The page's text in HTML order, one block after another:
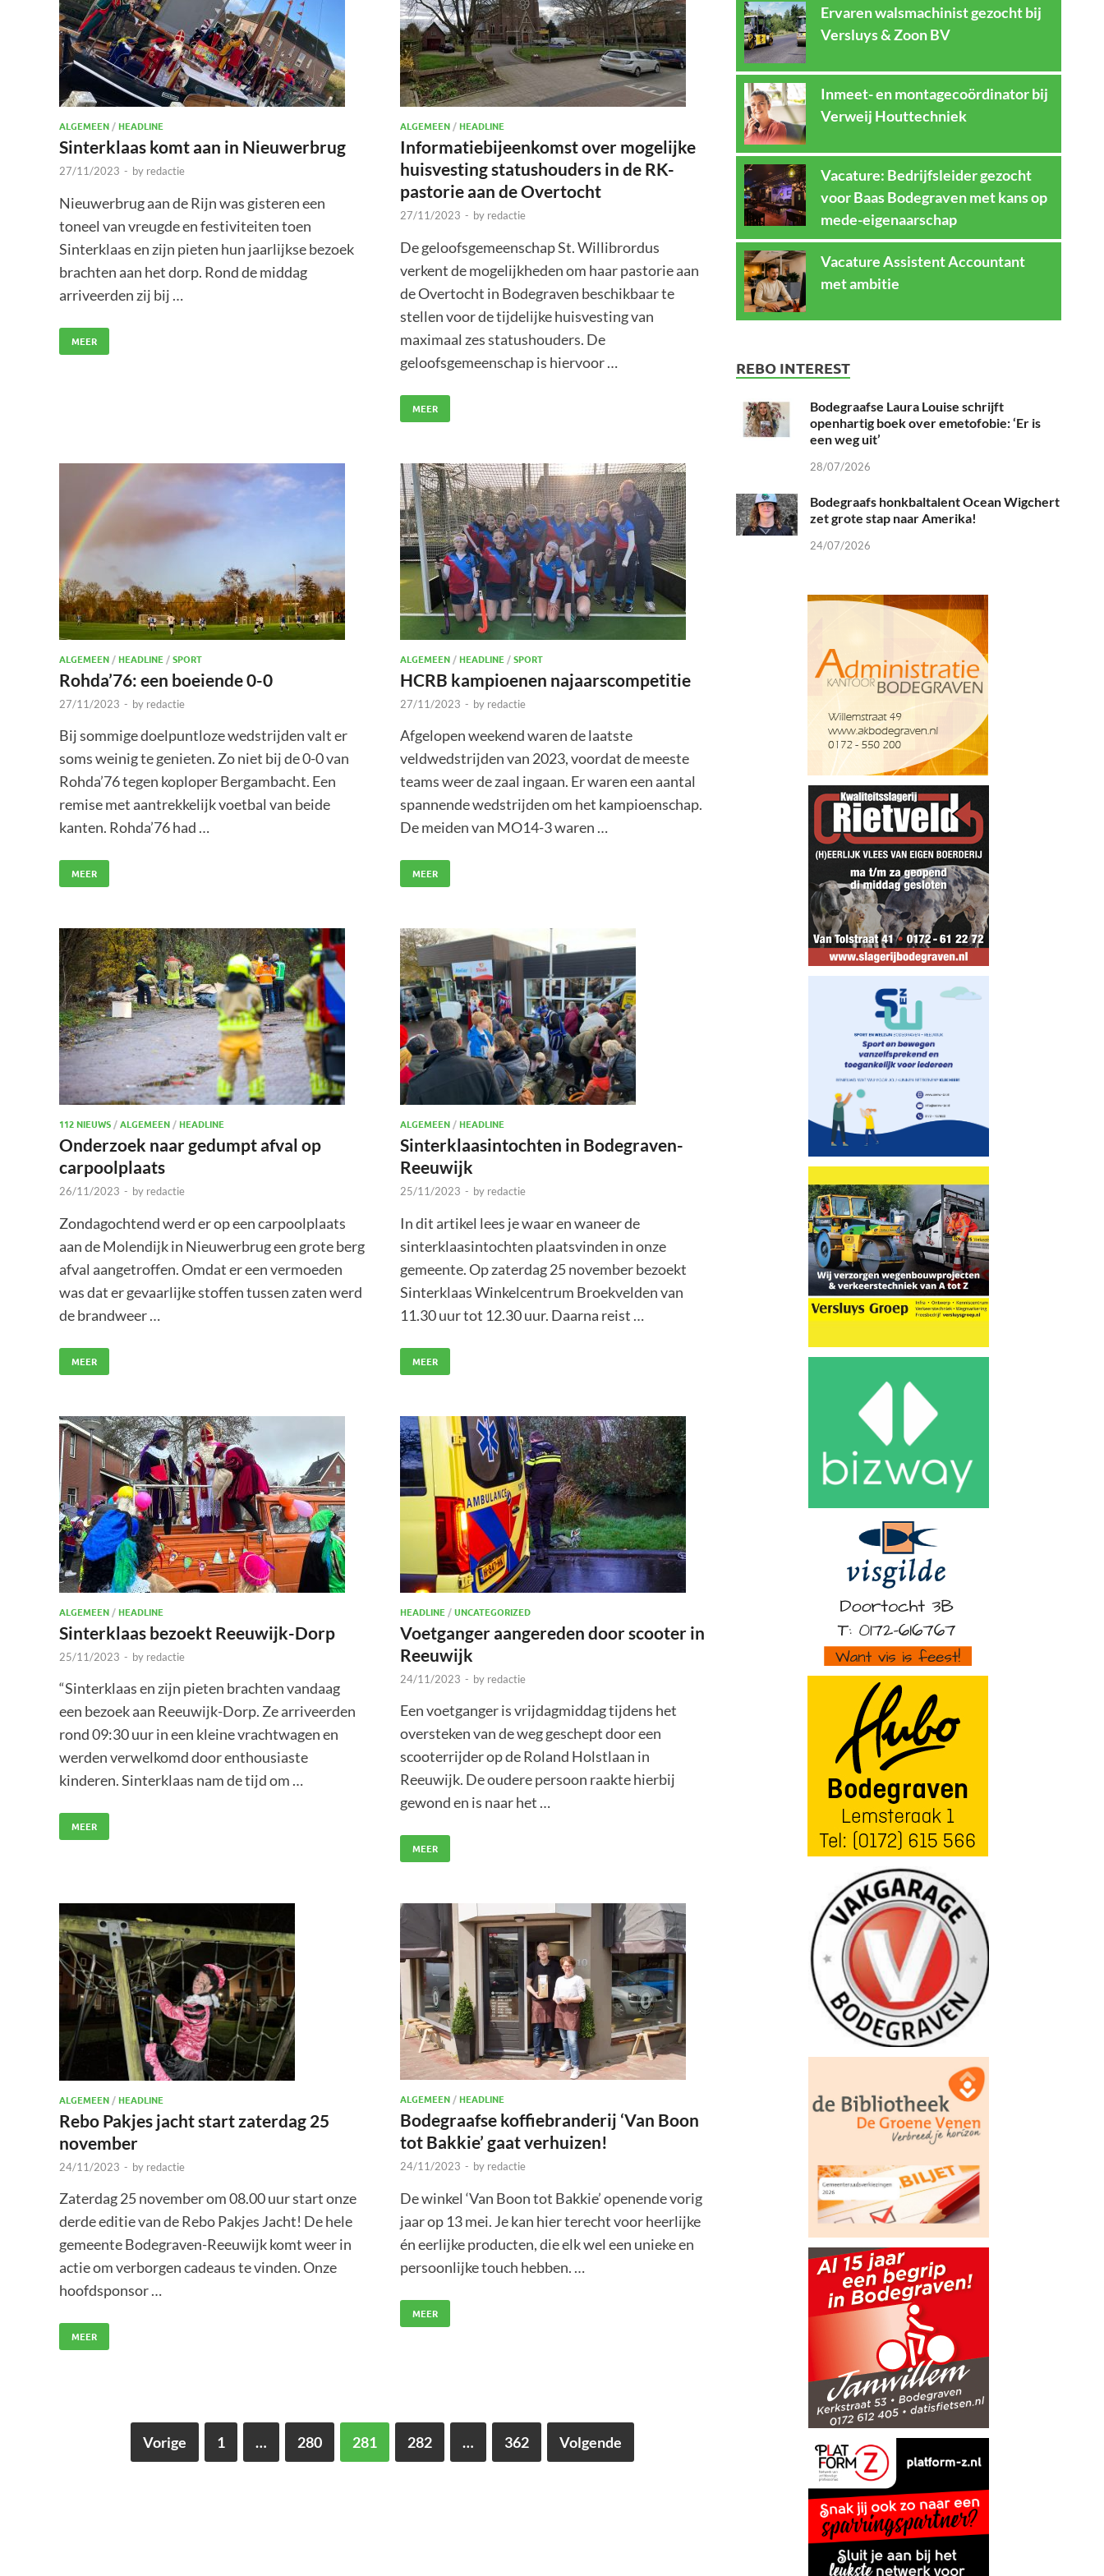
ALGEMEEN / HEADLINE
Sinterklaas komt aan in Nieuwerbrug
27/11/2023 - by redactie
Nieuwerbrug aan de Rijn was gisteren een
toneel van vreugde en festiviteiten toen
Sinterklaas en zijn pieten hun jaarlijkse bezoek
brachten aan het dorp. Rond de middag
arriveerden zij bij …
MEER
ALGEMEEN/ HEADLINE
Informatiebijeenkomst over mogelijke
huisvesting statushouders in de RK-
pastorie aan de Overtocht
27/11/2023 - by redactie
De geloofsgemeenschap St. Willibrordus
verkent de mogelijkheden om haar pastorie aan
de Overtocht in Bodegraven beschikbaar te
stellen voor de tijdelijke huisvesting van
maximaal zes statushouders. De
geloofsgemeenschap is hiervoor …
MEER
ALGEMEEN / HEADLINE /SPORT
Rohda’76: een boeiende 0-0
27/11/2023 - by redactie
Bij sommige doelpuntloze wedstrijden valt er
soms weinig te genieten. Zo niet bij de 0-0 van
Rohda’76 tegen koploper Bergambacht. Een
remise met aantrekkelijk voetbal van beide
kanten. Rohda’76 had …
MEER
ALGEMEEN/ HEADLINE /SPORT
HCRB kampioenen najaarscompetitie
27/11/2023 - by redactie
Afgelopen weekend waren de laatste
veldwedstrijden van 2023, voordat de meeste
teams weer de zaal ingaan. Er waren een aantal
spannende wedstrijden om het kampioenschap.
De meiden van MO14-3 waren …
MEER
112 NIEUWS /ALGEMEEN / HEADLINE
Onderzoek naar gedumpt afval op
carpoolplaats
26/11/2023 - by redactie
Zondagochtend werd er op een carpoolplaats
aan de Molendijk in Nieuwerbrug een grote berg
afval aangetroffen. Omdat er een vermoeden
was dat er gevaarlijke stoffen tussen zaten werd
de brandweer …
MEER
ALGEMEEN/ HEADLINE
Sinterklaasintochten in Bodegraven-
Reeuwijk
25/11/2023 - by redactie
In dit artikel lees je waar en waneer de
sinterklaasintochten plaatsvinden in onze
gemeente. Op zaterdag 25 november bezoekt
Sinterklaas Winkelcentrum Broekvelden van
11.30 uur tot 12.30 uur. Daarna reist …
MEER
ALGEMEEN / HEADLINE
Sinterklaas bezoekt Reeuwijk-Dorp
25/11/2023 - by redactie
“Sinterklaas en zijn pieten brachten vandaag
een bezoek aan Reeuwijk-Dorp. Ze arriveerden
rond 09:30 uur in een kleine vrachtwagen en
werden verwelkomd door enthousiaste
kinderen. Sinterklaas nam de tijd om …
MEER
HEADLINE /UNCATEGORIZED
Voetganger aangereden door scooter in
Reeuwijk
24/11/2023 - by redactie
Een voetganger is vrijdagmiddag tijdens het
oversteken van de weg geschept door een
scooterrijder op de Roland Holstlaan in
Reeuwijk. De oudere persoon raakte hierbij
gewond en is naar het …
MEER
ALGEMEEN / HEADLINE
Rebo Pakjes jacht start zaterdag 25
november
24/11/2023 - by redactie
Zaterdag 25 november om 08.00 uur start onze
derde editie van de Rebo Pakjes Jacht! De hele
gemeente Bodegraven-Reeuwijk komt weer in
actie om verborgen cadeaus te vinden. Onze
hoofdsponsor …
MEER
ALGEMEEN/ HEADLINE
Bodegraafse koffiebranderij ‘Van Boon
tot Bakkie’ gaat verhuizen!
24/11/2023 - by redactie
De winkel ‘Van Boon tot Bakkie’ openende vorig
jaar op 13 mei. Je kan hier terecht voor heerlijke
én eerlijke producten, die elk wel een unieke en
persoonlijke touch hebben. …
MEER
Vorige 1 … 280 281 282 … 362 Volgende
Ervaren walsmachinist gezocht bij
Versluys & Zoon BV
Inmeet- en montagecoördinator bij
Verweij Houttechniek
Vacature: Bedrijfsleider gezocht
voor Baas Bodegraven met kans op
mede-eigenaarschap
Vacature Assistent Accountant
met ambitie
REBO INTEREST
Bodegraafse Laura Louise schrijft
openhartig boek over emetofobie: ‘Er is
een weg uit’
28/07/2026
Bodegraafs honkbaltalent Ocean Wigchert
zet grote stap naar Amerika!
24/07/2026